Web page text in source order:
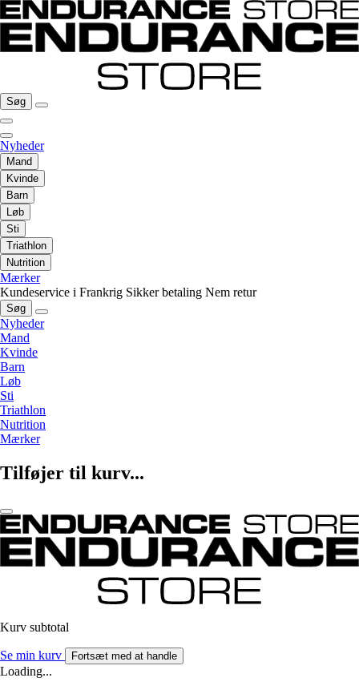
Søg
Nyheder
Mand
Kvinde
Barn
Løb
Sti
Triathlon
Nutrition
Mærker
Kundeservice i Frankrig Sikker betaling Nem retur
Søg
Nyheder
Mand
Kvinde
Barn
Løb
Sti
Triathlon
Nutrition
Mærker
Tilføjer til kurv...
Kurv subtotal
Se min kurv Fortsæt med at handle
Loading...